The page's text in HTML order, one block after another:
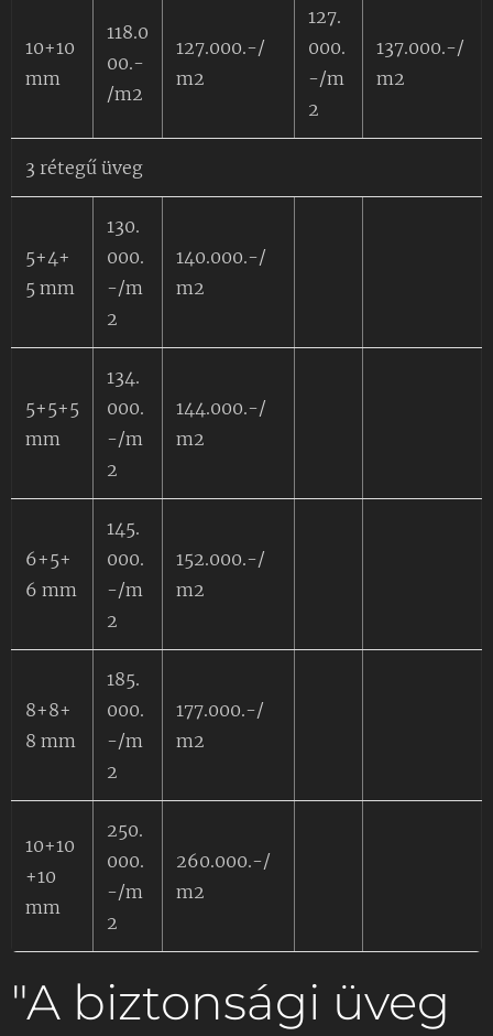
10+10
mm
118.0
00.-
/m2
127.000.-/
m2
127.
000.
-/m
2
137.000.-/
m2
3 rétegű üveg
5+4+
5 mm
130.
000.
-/m
2
140.000.-/
m2
5+5+5
mm
134.
000.
-/m
2
144.000.-/
m2
6+5+
6 mm
145.
000.
-/m
2
152.000.-/
m2
8+8+
8 mm
185.
000.
-/m
2
177.000.-/
m2
10+10
+10
mm
250.
000.
-/m
2
260.000.-/
m2
"A biztonsági üveg